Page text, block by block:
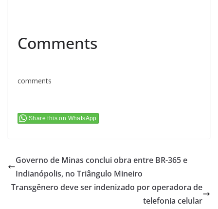
Comments
comments
Share this on WhatsApp
Governo de Minas conclui obra entre BR-365 e
Indianópolis, no Triângulo Mineiro
Transgênero deve ser indenizado por operadora de
telefonia celular